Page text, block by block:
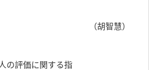
。
（胡智慧）
の評価に関する指